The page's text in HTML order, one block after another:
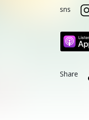
sns
Share